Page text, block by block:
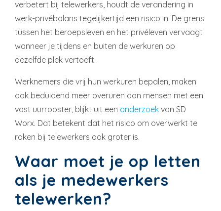
verbetert bij telewerkers, houdt de verandering in
werk-privébalans tegelijkertijd een risico in. De grens
tussen het beroepsleven en het privéleven vervaagt
wanneer je tijdens en buiten de werkuren op
dezelfde plek vertoeft.
Werknemers die vrij hun werkuren bepalen, maken
ook beduidend meer overuren dan mensen met een
vast uurrooster, blijkt uit een onderzoek van SD
Worx. Dat betekent dat het risico om overwerkt te
raken bij telewerkers ook groter is.
Waar moet je op letten
als je medewerkers
telewerken?